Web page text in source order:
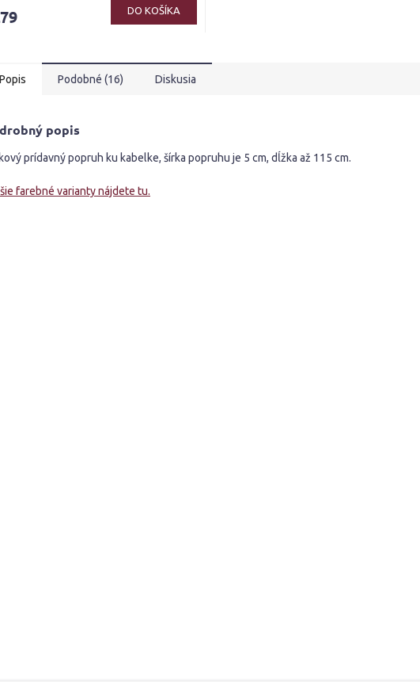
DO KOŠÍKA
Popis Podobné (16) Diskusia
popis
prídavný popruh ku kabelke, šírka popruhu je 5 cm, dĺžka až 115 cm.
farebné varianty nájdete tu.